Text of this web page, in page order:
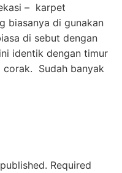
– karpet
biasanya di gunakan
di sebut dengan
identik dengan timur
Sudah banyak
Required